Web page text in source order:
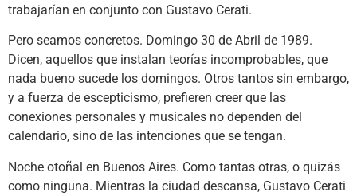
trabajarían en conjunto con Gustavo Cerati.
Pero seamos concretos. Domingo 30 de Abril de 1989.
Dicen, aquellos que instalan teorías incomprobables, que
nada bueno sucede los domingos. Otros tantos sin embargo,
y a fuerza de escepticismo, prefieren creer que las
conexiones personales y musicales no dependen del
calendario, sino de las intenciones que se tengan.
Noche otoñal en Buenos Aires. Como tantas otras, o quizás
como ninguna. Mientras la ciudad descansa, Gustavo Cerati